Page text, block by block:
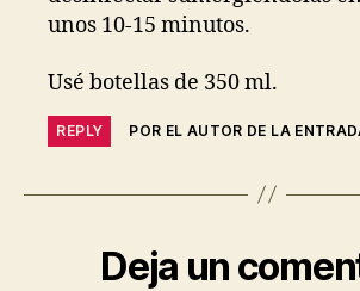
unos 10-15 minutos.
Usé botellas de 350 ml.
REPLY POR EL AUTOR DE LA
Deja un